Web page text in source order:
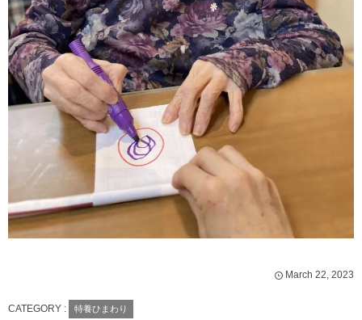
March 22, 2023
CATEGORY : 特養ひまわり